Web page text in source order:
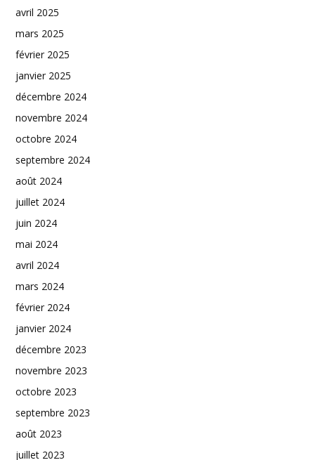
avril 2025
mars 2025
février 2025
janvier 2025
décembre 2024
novembre 2024
octobre 2024
septembre 2024
août 2024
juillet 2024
juin 2024
mai 2024
avril 2024
mars 2024
février 2024
janvier 2024
décembre 2023
novembre 2023
octobre 2023
septembre 2023
août 2023
juillet 2023